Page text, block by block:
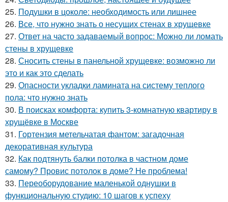
25. Подушки в цоколе: необходимость или лишнее
26. Все, что нужно знать о несущих стенах в хрущевке
27. Ответ на часто задаваемый вопрос: Можно ли ломать
стены в хрущевке
28. Сносить стены в панельной хрущевке: возможно ли
это и как это сделать
29. Опасности укладки ламината на систему теплого
пола: что нужно знать
30. В поисках комфорта: купить 3-комнатную квартиру в
хрущёвке в Москве
31. Гортензия метельчатая фантом: загадочная
декоративная культура
32. Как подтянуть балки потолка в частном доме
самому? Провис потолок в доме? Не проблема!
33. Переоборудование маленькой однушки в
функциональную студию: 10 шагов к успеху